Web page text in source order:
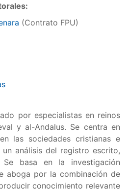
(Contrato FPU)
por especialistas en reinos
y al-Andalus. Se centra en
las sociedades cristianas e
análisis del registro escrito,
basa en la investigación
aboga por la combinación de
conocimiento relevante